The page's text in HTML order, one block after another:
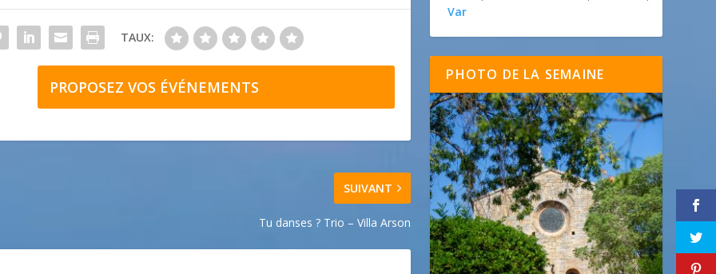
TAUX:
PROPOSEZ VOS ÉVÉNEMENTS
SUIVANT
Tu danses ? Trio – Villa Arson
Var
PHOTO DE LA SEMAINE